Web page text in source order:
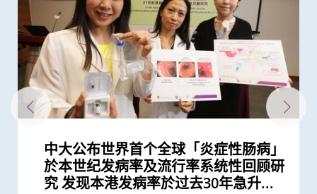
中大公布世界首个全球「炎症性肠病」
於本世纪发病率及流行率系统性回顾研
究 发现本港发病率於过去30年急升...
中大伙澳洲专家研究东半球炎症性肠病
获近年最大研究资助金额 势揭肠道微
生物群之谜
香港和澳门的炎症性肠病新增个案高踞
亚太区首三位 中大成立资料库助市民
增加认知
中大医学院肠胃科率领全球多国专家制
定临床指引 以「非入侵性生物标志
物」筛查大肠癌
四成港人肠道微生态失衡情况与新冠患
者类似 中大研发「微生态免疫力配
方」证有效促进新冠患者康复 有望提...
中大全球首证新冠患者肠道微生态现失
衡状况 成功研发益生菌配方平衡肠道
微生态 有望增强免疫力
中大成立亚洲首间「微生物移植及研究
中心」
研究
中大公布全球首个幽门螺旋菌流行病学
大型分析 揭全球44亿人感染 亚洲包括
香港逾半人口为带菌者
中大全球首项研究确认新大肠癌高风险
群组
研究
中大研究「肠道微生物移植」治疗难辨
梭菌感染 治愈率为传统抗生素治疗的3
倍
中大研究揭示婴儿早期表观遗传改变及
肠道微生态 或影响日后脑部发展
研究
中大首创透过调节肠道菌群 成功纾缓
儿童焦虑及感官过敏症状
研究
中大研究揭示未来十年香港每千人将有
一人患上炎症性肠病 医疗负担飙升至
每年逾四亿港元 情况急需正视
中大与加拿大卡尔加里大学领导全球
「炎症性肠病」流行病学研究 建立炎
症性肠病四阶段演变模型 预测各地区...
中大研究指出过度清洁消毒增加湿疹等
过敏症风险
研究
中大研究揭示患妊娠糖尿病孕妇肠道微
生态改变 影响婴儿早期神经发育
研究
中大利用肠道微生物开发精准工具诊断
自闭症有助及早评估自闭风险 另一先
导临床研究显示调节肠道微生态可缓...
中大医学院两学者当选欧洲科学院外籍
院士 成2024年「医学及兽医科学」仅
有来自香港的学者
中大医学院大型临床研究证实口服微胶
囊活菌配方SIM01有效纾缓新冠后遗症
研究
中大医学院进行亚洲最大型长新冠研究
推算生殖系统徵状如性功能障碍困扰逾
40万港人
中大「三岁定八十」跨学科研究 拆解
怀孕期肠道微生态如何降低婴儿患炎症
性肠病风险
中大医学院获医管局支持开展香港首个
大型长新冠研究 协助政府策划更全面
的长新冠医疗服务
中大崭新技术 以粪便细菌基因侦测大
肠癌及瘜肉复发 灵敏度逾九成
研究
中大医学院研究指出优化肠道微生态有
望提升新冠疫苗安全及成效
研究
中大揭肠道微生态失衡为「炎症性肠
病」致病关键 团队获近1,600万港元资
助成立全球数据库 致力遏止全球个案...
中大发现新冠患者的肠道内缺乏可调节
免疫力的益菌 八成新冠患者出现「长
新冠」症状 肠道微生态失衡成关键
中大证新冠婴孩患者粪便带病毒 可成
隐形传播者 成立新冠病毒检测中心 致
力为婴幼儿作粪便检测
婴儿肠道菌群影响一生 中大团队研
「三岁定八十」之谜
研究
中大研究证实低剂量三环抗抑郁药有助
改善难治性胃功能失调
研究
陈家亮教授成首位华人获颁「美国肠胃
科医学院国际领袖大奖」
奖项及荣誉
中大研究揭示全球大肠癌发病率有年轻
化趋势
研究
中大公布全球首项「针对亚士匹灵引致
肠道出血」的新发现 停服亚士匹灵可
增加患严重心血管疾病及死亡风险逾...
中大黄秀娟教授获颁中国工程界最高荣
誉「光华工程科技奖」 成为今届医药
衞生领域唯一香港学者
中大医学院推出「琢妍医学人才培育计
划」吸纳百位顶尖女性人才 善用香港
制度优势 打造国际女性医学科研人...
「赛马会年轻糖尿支援计划」为逾900
糖尿病年青患者提供连续血糖监测仪
数据显示有效管控血糖 大幅降低严...
与牛津大学十年研究合作 中大开发首
个华人糖尿预后预测模型
研究
中大医学院长达近20年追踪研究 揭示
妊娠糖尿及怀孕期血糖上升对孕妇及子
女的长期健康风险
中大研究发现2型糖尿病对香港生产力
及经济造成重大损失 年轻群组影响尤
为严重
中大银屑病关节炎研究重要突破 成功
修复受损关节骨头 亦可保护关节结构
预防变形恶化
中大发现调整生活方式的介入治疗方案
可减轻近七成爱滋病病毒感染者的代谢
性脂肪肝病情
中大医学院研究指出肠道益菌产生的短
链脂肪酸 能提升免疫力对抗流感及其
他病毒感染
中大医学院开创儿童宏基因组组装基因
组数据库（MAGIC） 促进生命早期微
生物群研究
陈家亮教授获颁「光华工程科技奖」
中国工程界最高荣誉 本届「医药衞
生」领域唯一香港学者
中大威院成功以单一导管同时修补二尖
瓣及三尖瓣 治疗严重心瓣倒流新突破
研究
黄秀娟教授成为全国首位女性医生科学
家获选「新基石研究学者」其领导之新
基石科学实验室将拆解饮食如何影响...
中大利用大数据成功开发机器学习模型
精准预测老年糖尿病患者未来一年罹患
严重低血糖的风险
中大医学院黄秀娟教授成香港首位医生
科学家获选为新基石研究员
奖项及荣誉
中大研究显示类风湿关节炎患者日服5
毫克皮质类固醇 出现心血管疾病的风
险增一倍
中大获李嘉诚先生捐赠港币三千万元
支持医学院发展人工智能 进一步加强
医学教研
中大医学院建立国际认可生物样本库
推动香港成为大湾区新医药科研中心
里程碑
新冠疫苗复必泰及科兴引发之「T细胞
反应」可有效预防不同新冠病毒变异株
引起的严重疾病
中大发现小肠癌在全球及本港发病率明
显上升 高收入地区发病率较高
研究
中大发现新基因标记可预测糖尿病人患
冠心病风险 凸显糖尿病精准治疗的潜
力
中大研究证实新冠口服药有效降低院舍
长者五成入院风险及防止病情恶化
研究
裘槎医学科学教授黄秀娟教授就职演
讲： 「众里寻『它』千百度」
奖项及荣誉
中大新技术有效评估艾滋病病毒感染者
的心脏病风险
研究
中大发现年轻糖尿病前期患者患糖尿病
的终生风险高达90% 心血管疾病风险增
近70%
中大研究显示持续服用RASi类药物可以
降低 2型糖尿病晚期肾病患者出现心肾
并发症的风险
中大医学院就行政长官今日(10月19日)
发表2022施政报告的回应
回应
中大全球首证血糖波动不稳的肥胖型糖
尿病患者有较高患癌风险 并证实接受
一类常用降血压药物的糖尿病患者患...
中大获李嘉诚基金会捐赠港币1.5亿元
支持生物医学科技的科研发展
捐款
港大及中大医学院联合研究发现已接种
疫苗人士 在感染新型冠状病毒变异株
Omicron后能对不同的新冠病毒变异...
中大医学院领导国际研究显示 成人1 型
糖尿病的新症发病率较传统预期高
研究
中大医学院就2022-23财政预算案的回
应
回应
澄清 -- 中大医学院澄清启事
回应
中大与辅导教师协会最新调查显示 本
港学生患「肠易激」情况令人关注 疫
情下压力上升 吁留意肠胃问题或反映...
中大医学院研究指幼儿成为新冠病毒
「隐形传播者」的风险不容忽视 病毒
载量及带活性病毒的比例偏高 持续带...
中大医学院联同全球糖尿病知名专家合
作四年 为《刺针》制定糖尿病多元综
合策略
中大医学院发现胰脏癌有全球上升及年
轻化趋势 女性上升幅度较高
研究
中大研究显示糖尿病死亡率及并发症发
生率正下降 唯年轻糖尿病患者情况未
见改善
中大研究显示新冠肺炎患者常见有肝脏
受损问题 建议监测患者肝功能 及早发
现病情恶化
中大医学院为机场抵港人士提供免费粪
便检测服务 首阶段以儿童及婴孩为目
标 助揪出感染新型冠状病毒「隐形个...
中大发现新型冠状病毒于呼吸道清除后
仍存留于粪便 计划为检疫中心隔离人
士化验粪便 及早揪出「隐形个案」减...
中大医学院与阿斯利康首度合作糖尿病
肾病研究 制订全球应对糖尿病肾病新
策略
中大医学院两名杰出学者 获裘槎基金
会颁发「裘槎优秀医学科研者奖2020」
奖项及荣誉
患有多囊卵巢综合症华人女性的糖尿病
风险是非患病人士的4倍
研究
多元化预防衰老活动有助减低衰老状况
逾8成「前期衰老」长者逆转为「非衰
老」
中大为5,000港人免费验脑 开展人口
基础研究追踪本港脑健康状况
研究
中大发现严重睡眠窒息症未经治疗患者
手术后较易出现心血管问题 吁手术前
进行睡眠窒息症评估以减风险
中大成立「张金菱治疗柏金逊综合症研
究中心」 跨学科研崭新方法 减慢柏金
逊病程
中大全球首个「快速眼动睡眠行为障
碍」家庭研究 揭柏金逊病家族遗传倾
向高达6倍 追踪初期症状如便秘 可提...
中大研究发现每6位糖尿病患者有1位出
现肾功能急剧下降
研究
「香港中文大学卓越儿童健康研究所」
正式成立 结合全球跨学科力量 促进儿
童健康和福祉
中大研究警示怀孕妇女注意体重增幅
研究
中大研究证实银屑病关节炎患者炎症综
合指数持续达标 能降低罹患心血管疾
病风险
中大率先将「文物观赏」融入医学教育
效法耶鲁医学院模式 提升观察及表达
能力 裨益临床诊症
中大为本港老化人口制订标准化认知测
试 及早辨识认知障碍症患者
临床服务
中大研究发现非酒精性脂肪肝诱发肝癌
的关键致癌基因
研究
港韩瑞三地学者联手研顶尖医学科技
创新纳米技术治疗消化道及心血管疾病
国际合作
中大研究揭乙肝康复者仍存罹患肝癌风
险
研究
中大开展全球首个以「视网膜影像」筛
查华人阿兹海默症研究
研究
中大研究发现心房颤动引致中风个案15
年间上升3倍 宜及早服用抗凝血药预防
中风
中大研究证实家居诊治睡眠窒息症成效
满意 可处理半数公立医院成人个案 大
幅缩减八成轮候时间
中大建议所有孕妇作口服葡萄糖耐量测
试 全港两成孕妇患妊娠糖尿 研究发现
其子女糖尿病风险为同龄儿童3倍
香港中文大学与苏黎世联邦理工学院结
盟 共同研发创新医学科技治肠胃病
国际合作
中大研究揭示脂肪肝问题不是肥胖人士
独有
研究
中大教授成为全球首位华人获颁「世界
中风组织主席中风贡献奖」 全球首创
「脉磁激法」助中风患者复修脑部功...
中大研究发现每5名糖尿病患者中 1人
因脂肪肝引致严重肝纤维化或肝硬化
研究
中大成立周佩芳认知障碍预防研究中心
设立一站式简易网站提供认知障碍症资
讯
中大成立全球首个华人「早发性认知障
碍症」研究登记册
研究
中大港大率先应用3D打印技术于复杂
心脏手术
研究
中大与全球30多国专家合作研究 发现
小中风新药物疗法
研究
中大与多国中风专家领导一项全球研究
发现及早评估与治疗「小中风」可降低
七成中风风险
中大就七种常见呼吸道病毒进行全港首
个流行病学分析 发现「呼吸道合胞病
毒」及「甲型流感」为两大致命病毒
中大公布亚洲首项针对肥胖「睡眠窒息
症」患者生活模式研究 证实个人化辅
导疗程有效减轻病情
中大筛查发现每三名社区长者就有一人
患脑小血管病 藉世界中风日呼吁及早
预防
中大率先引入「高频信号检测」技术以
确定脑部手术范围 有效提升复杂性脑
痫症手术成效约三成
中大医学院许树昌教授于《刺针》发表
评论新沙士文章 强调医院感染控制措
施对控制疫情极为重要
中大倡议新药物治疗标准逆转脑血管硬
化
研究
中大最新研究揭示本港每年逾十万非酒
精性脂肪肝新症
研究
中大研究指朋侪关顾 可减少受情绪困
扰之糖尿患者住院百分比
研究
中大与养和医院携手研究 发现抑郁症
患者出现睡眠行为障碍或是脑退化先兆
研究
中大医学院成功植入「脉冲产生器」医
治胃酸倒流
外科创新技术
中大提倡结合房颤筛查及药物教育 助
长者减低中风风险
临床服务
社区衰老状况筛查 发现65岁或以上的
社区人口中 过半已踏入前期衰老
研究
中大发现糖尿患者患抑郁症风险为一般
人的两倍 倡以一分钟问卷及早评估糖
尿患者的精神健康状况
头颈放射治疗增中风风险 中大证实
「颈动脉支架成型术」成效显著
研究
香港中文大学成立消化疾病研究国家重
点实验室 提升消化道疾病诊治水平
造福人类健康
中大与理大携手在威院推行24小时远程
中风溶栓治疗服务
临床服务
中大公布香港慢性肾病透析患者就业研
究并提倡中末期患者接受透析前的早期
教育计划
中大公布小中风的最新药物治疗方法
研究
中大制订肝癌风险评估指数 准确预测
乙肝病人的肝癌风险
研究
中文大学与上海交通大学成功发现预测
中国人糖尿病的基因标记
研究
中大率先采用三维心脏超声波以识别高
风险二尖瓣脱垂患者
研究
中大发现四成冠心病高危人士患有大肠
癌前期肿瘤
研究
中大建议以舒缓性手法护理末期脑退化
症患者的吞咽困难
研究
大肠癌将成为香港头号癌症 中大引入
大肠胶囊内视镜助预防大肠癌
外科创新技术
中大研究发现摄取过量盐份会导致高血
压及增加中风机会
研究
中大展开全港睡眠健康教育及改善计划
建立健康睡眠及健康校园生活
健康推广计划
中大及港大研究团队携手成功发现脑痫
新基因标记
研究
中大率亚洲肾科专家倡议慢性肾病早期
诊断计划
研究
中大发现本港三成无病征的市民被确诊
有大肠癌前期肿瘤
研究
中大引进双球小肠镜治疗小肠疾病
临床服务
中大证实为颈血管狭窄进行支架成型治
疗及 为心脏衰竭患者植入心脏肌肉收
缩调节器成效显着
中大三名学者获颁本年度裘槎基金会优
秀科研者奖
奖项及荣誉
中大首创大肠瘜肉预测指数及早预防肠
癌
临床服务
中大公布本港严重人类猪型流感的最新
情况
研究